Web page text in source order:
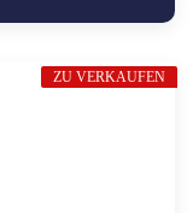
ZU VERKAUFEN